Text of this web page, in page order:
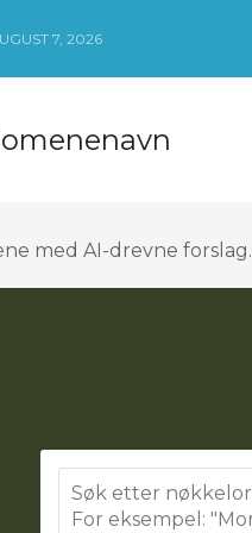
7, 2026
med AI-drevne forslag.